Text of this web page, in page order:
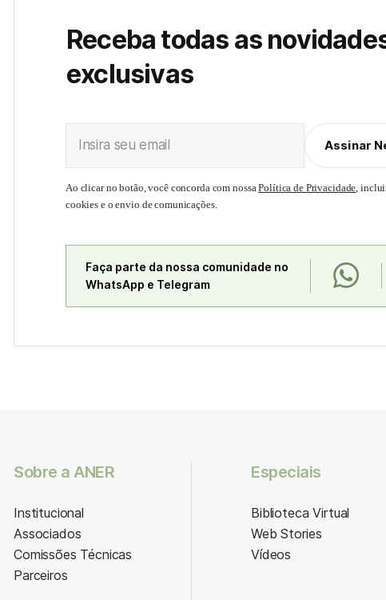
Receba todas as
exclusivas
Insira seu email Assinar
Ao clicar no botão, você concorda com nossaPolítica de Privacidade,
cookies e o envio de comunicações.
Faça parte da nossa comunidade no
WhatsApp e Telegram
Sobre a ANER
Institucional
Associados
Comissões Técnicas
Parceiros
Especiais
Biblioteca Virtual
Web Stories
Vídeos